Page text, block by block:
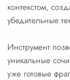
контекстом,
убедительные
Инструмент
уникальные
уже готовые